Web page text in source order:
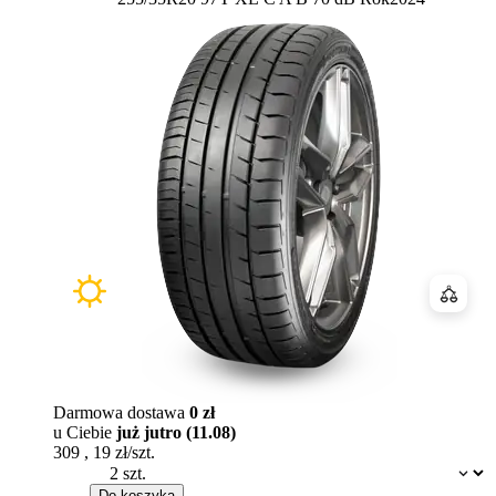
Dostępność:
Darmowa dostawa 0 zł
u Ciebie już jutro (11.08)
309 , 19 zł/szt.